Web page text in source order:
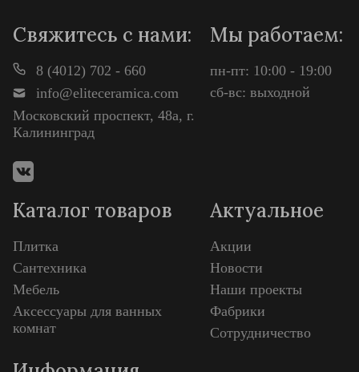
Свяжитесь с нами:
8 (4012) 702 - 660
info@eliteceramica.com
Московский проспект, 48а, г.
Калининград
Мы работаем:
пн-пт: 10:00 - 19:00
сб-вс: выходной
Каталог товаров
Плитка
Сантехника
Мебель
Аксессуары для ванных
комнат
Актуальное
Акции
Новости
Наши проекты
Фабрики
Сотрудничество